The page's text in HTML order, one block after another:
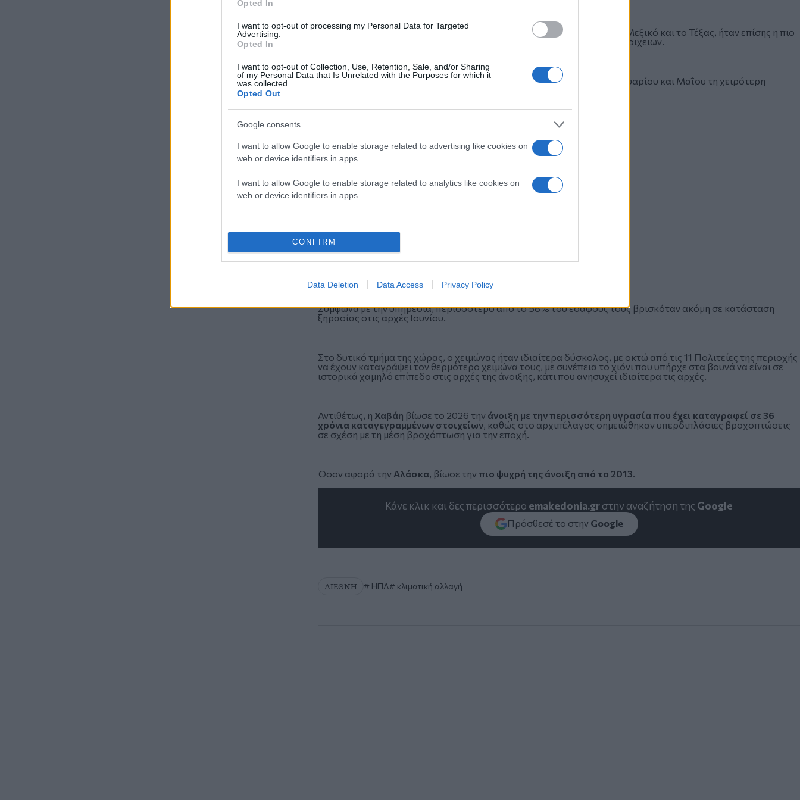
Opted In
I want to opt-out of processing my Personal Data for Targeted
Advertising.
Opted In
I want to opt-out of Collection, Use, Retention, Sale, and/or Sharing
of my Personal Data that Is Unrelated with the Purposes for which it
was collected.
Opted Out
Google consents
I want to allow Google to enable storage related to advertising like cookies on
web or device identifiers in apps.
I want to allow Google to enable storage related to analytics like cookies on
web or device identifiers in apps.
CONFIRM
Data Deletion Data Access Privacy Policy
Για τέσσερις πολιτείες του νότου, την Αριζόνα, το Κολοράντο, το Νέο Μεξικό και το Τέξας, ήταν επίσης η πιο
θερμή άνοιξη που έχει καταγραφεί σε 132 χρόνια καταγεγραμμένων στοιχειων.
Οι ΗΠΑ εκτός της Αλάσκας και της Χαβάης βίωσαν επίσης μεταξύ Ιανουαρίου και Μαΐου τη χειρότερη
Σύμφωνα με την υπηρεσία, περισσότερο από το 58% του εδάφους τους βρισκόταν ακόμη σε κατάσταση
ξηρασίας στις αρχές Ιουνίου.
Στο δυτικό τμήμα της χώρας, ο χειμώνας ήταν ιδιαίτερα δύσκολος, με οκτώ από τις 11 Πολιτείες της περιοχής
να έχουν καταγράψει τον θερμότερο χειμώνα τους, με συνέπεια το χιόνι που υπήρχε στα βουνά να είναι σε
ιστορικά χαμηλό επίπεδο στις αρχές της άνοιξης, κάτι που ανησυχεί ιδιαίτερα τις αρχές.
Αντιθέτως, η Χαβάη βίωσε το 2026 την άνοιξη με την περισσότερη υγρασία που έχει καταγραφεί σε 36
χρόνια καταγεγραμμένων στοιχείων , καθώς στο αρχιπέλαγος σημειώθηκαν υπερδιπλάσιες βροχοπτώσεις
σε σχέση με τη μέση βροχόπτωση για την εποχή.
Όσον αφορά την Αλάσκα , βίωσε την πιο ψυχρή της άνοιξη από το 2013
Κάνε κλικ και δες περισσότερο emakedonia.grστην αναζήτηση της Google
Πρόσθεσέ το στην Google
ΔΙΕΘΝΗ ΗΠΑ κλιματική αλλαγή